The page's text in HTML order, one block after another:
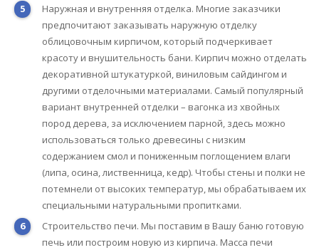
Наружная и внутренняя отделка. Многие заказчики
предпочитают заказывать наружную отделку
облицовочным кирпичом, который подчеркивает
красоту и внушительность бани. Кирпич можно отделать
декоративной штукатуркой, виниловым сайдингом и
другими отделочными материалами. Самый популярный
вариант внутренней отделки – вагонка из хвойных
пород дерева, за исключением парной, здесь можно
использоваться только древесины с низким
содержанием смол и пониженным поглощением влаги
(липа, осина, лиственница, кедр). Чтобы стены и полки не
потемнели от высоких температур, мы обрабатываем их
специальными натуральными пропитками.
Строительство печи. Мы поставим в Вашу баню готовую
печь или построим новую из кирпича. Масса печи